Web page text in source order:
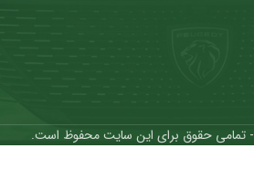
- تمامی حقوق برای این سایت محفوظ است.